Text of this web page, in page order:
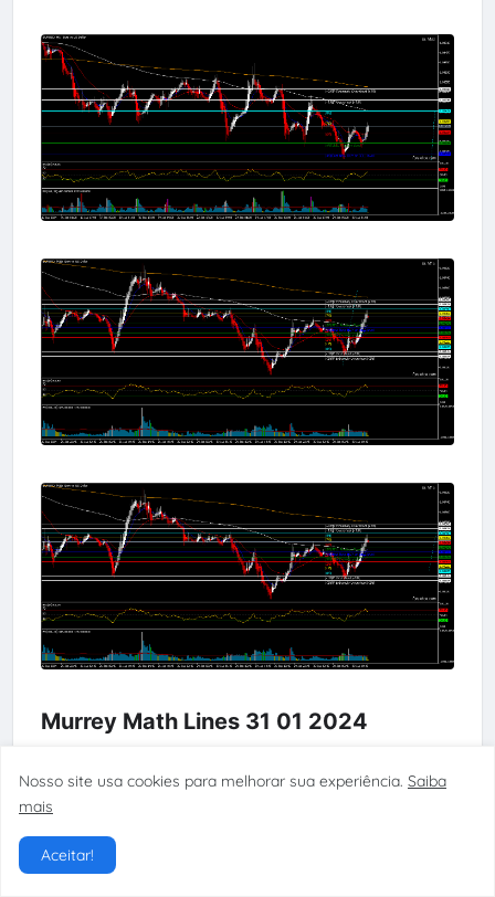
Murrey Math Lines 31 01 2024
Nosso site usa cookies para melhorar sua experiência. Saiba
mais
Aceitar!